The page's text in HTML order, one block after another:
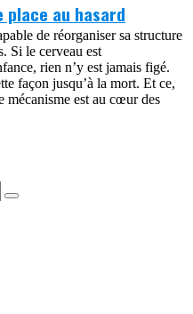
place au hasard
de réorganiser sa structure
Si le cerveau est
rien n’y est jamais figé.
façon jusqu’à la mort. Et ce,
mécanisme est au cœur des